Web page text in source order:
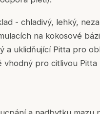
- chladivý, lehký,
na kokosové
a uklidňující Pitta pro
vhodný pro citlivou